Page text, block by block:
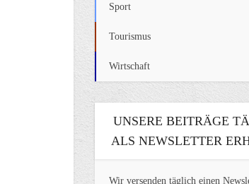
Sport
Tourismus
Wirtschaft
UNSERE BEITRÄGE
ALS NEWSLETTER
Wir versenden täglich einen